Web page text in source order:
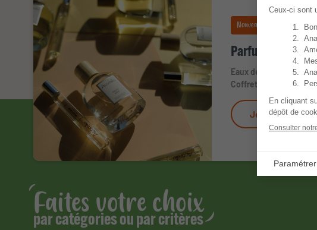
Nouveau
Parfums bio
Eaux de parfum
Coffrets cadeaux et
Je découvre
Faites votre choix
par catégories ou par critères